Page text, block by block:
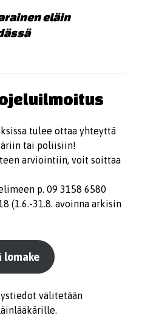
eläin
tulee ottaa yhteyttä
tai poliisiin!
arviointiin, voit soittaa
p. 09 3158 6580
(1.6.-31.8. avoinna arkisin
lomake
välitetään